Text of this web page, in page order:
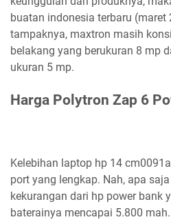
buatan indonesia terbaru (maret
tampaknya, maxtron masih
belakang yang berukuran 8 mp
ukuran 5 mp.
Harga Polytron Zap 6
Kelebihan laptop hp 14
port yang lengkap. Nah, apa
kekurangan dari hp power bank
baterainya mencapai 5.800 mah.